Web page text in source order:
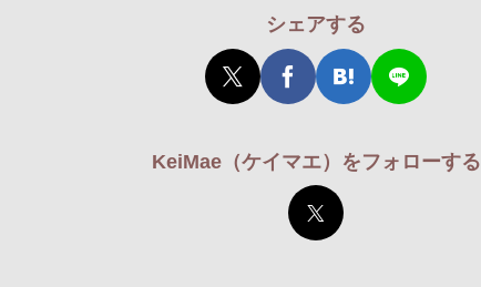
シェアする
KeiMae（ケイマエ）をフォローする